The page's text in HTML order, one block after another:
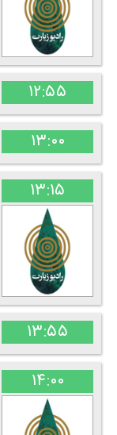
۱۲:۵۵
۱۳:۰۰
۱۳:۱۵
۱۳:۵۵
۱۴:۰۰